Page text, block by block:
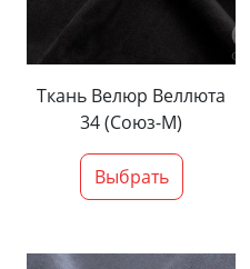
Ткань Велюр Веллюта
34 (Союз-М)
Выбрать